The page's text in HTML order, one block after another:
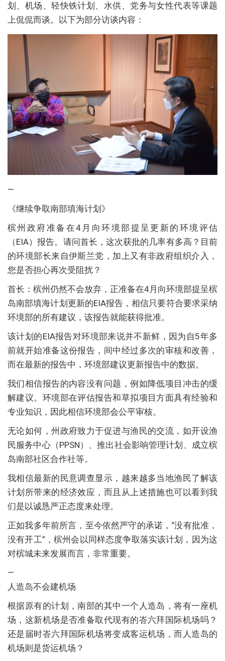
划、机场、轻快铁计划、水供、党务与女性代表等课题
上侃侃而谈。以下为部分访谈内容：
—
《继续争取南部填海计划》
槟州政府准备在4月向环境部提呈更新的环境评估
（EIA）报告。请问首长，这次获批的几率有多高？目前
的环境部长来自伊斯兰党，加上又有非政府组织介入，
您是否担心再次受阻扰？
首长：槟州仍然不会放弃，正准备在4月向环境部提呈槟
岛南部填海计划更新的EIA报告，相信只要符合要求采纳
环境部的所有建议，该报告就能获得批准。
该计划的EIA报告对环境部来说并不新鲜，因为自5年多
前就开始准备这份报告，间中经过多次的审核和改善，
而在最新的报告中，环境部建议更新报告中的数据。
我们相信报告的内容没有问题，例如降低项目冲击的缓
解建议。环境部在评估报告和草拟项目方面具有经验和
专业知识，因此相信环境部会公平审核。
无论如何，州政府致力于促进与渔民的交流，如开设渔
民服务中心（PPSN）、推出社会影响管理计划、成立槟
岛南部社区合作社等。
我相信最新的民意调查显示，越来越多当地渔民了解该
计划所带来的经济效应，而且从上述措施也可以看到我
们是以诚恳严正态度来处理。
正如我多年前所言，至今依然严守的承诺，“没有批准，
没有开工”，槟州会以同样态度争取落实该计划，因为这
对槟城未来发展而言，非常重要。
—
人造岛不会建机场
根据原有的计划，南部的其中一个人造岛，将有一座机
场，这新机场是否准备取代现有的峇六拜国际机场吗？
还是届时峇六拜国际机场将变成客运机场，而人造岛的
机场则是货运机场？